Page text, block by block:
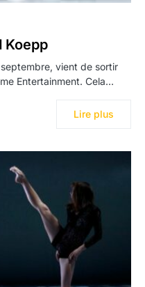
Koepp
vient de sortir
Entertainment. Cela…
Lire plus